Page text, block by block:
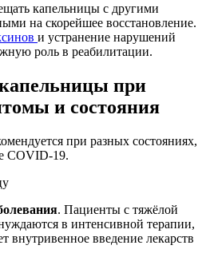
капельницы с другими
на скорейшее восстановление.
и устранение нарушений
роль в реабилитации.
при
и состояния
при разных состояниях,
COVID-19.
. Пациенты с тяжёлой
в интенсивной терапии,
внутривенное введение лекарств